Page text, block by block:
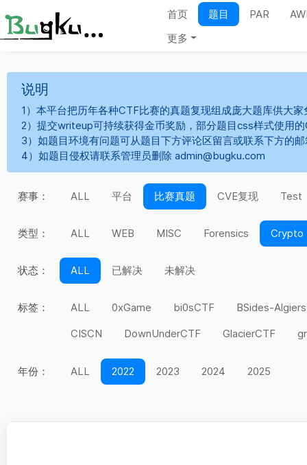
首页 题目 PAR
更多
说明
1）本平台把历年各种CTF比赛的真题复现组成庞大题库供大
2）提交writeup可持续获得金币奖励，部分题目css样式使用
3）如题目环境有问题可从题目下方评论区留言或联系下方的
4）如题目侵权请联系管理员删除 admin@bugku.com
赛事： ALL 平台 比赛真题 CVE复现 Test
类型： ALL WEB MISC Forensics Crypto
状态： ALL 已解决 未解决
标签： ALL 0xGame bi0sCTF
BSides-Algiers
CISCN
DownUnderCTF GlacierCTF
MidnightFlag
Securinets
SEETF
年份： ALL 2022 2023 2024 2025